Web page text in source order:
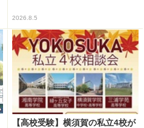
2026.8.5
【高校受験】横須賀の私立4校が